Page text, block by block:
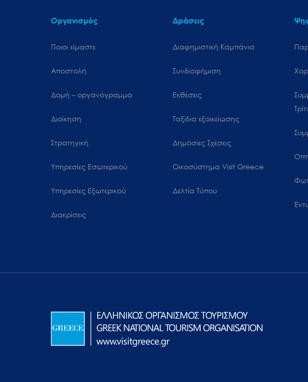
Οργανισμός
Ποιοι είμαστε
Αποστολή
Δομή – οργανόγραμμα
Διοίκηση
Στρατηγική
Υπηρεσίες Εσωτερικού
Υπηρεσίες Εξωτερικού
Διακρίσεις
Δράσεις
Διαφημιστική Καμπάνια
Συνδιαφήμιση
Εκθέσεις
Ταξίδια εξοικείωσης
Δημόσιες Σχέσεις
Oικοσύστημα Visit Greece
Δελτία Τύπου